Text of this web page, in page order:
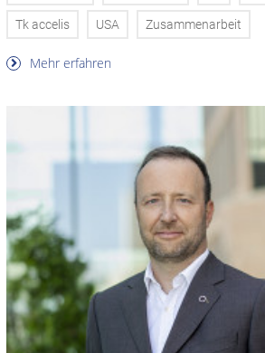
Tk accelis USA Zusammenarbeit
Mehr erfahren